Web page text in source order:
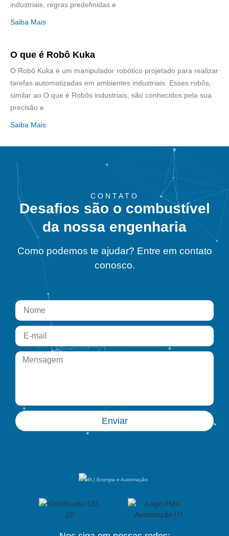
industriais, regras predefinidas e
Saiba Mais
O que é Robô Kuka
O Robô Kuka é um manipulador robótico projetado para realizar
tarefas automatizadas em ambientes industriais. Esses robôs,
similar ao O que é Robôs industriais, são conhecidos pela sua
precisão e
Saiba Mais
CONTATO
Desafios são o combustível
da nossa engenharia
Como podemos te ajudar? Entre em contato
conosco.
Enviar
PMA | Energia e Automação